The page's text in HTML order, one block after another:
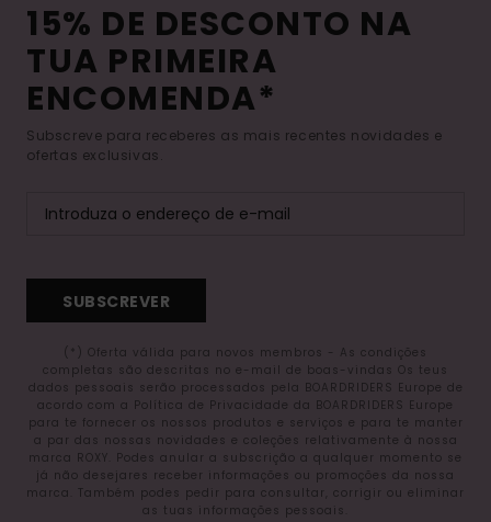
15% DE DESCONTO NA
TUA PRIMEIRA
ENCOMENDA*
Subscreve para receberes as mais recentes novidades e
ofertas exclusivas.
SUBSCREVER
(*) Oferta válida para novos membros - As condições
completas são descritas no e-mail de boas-vindas Os teus
dados pessoais serão processados pela BOARDRIDERS Europe de
acordo com a Política de Privacidade da BOARDRIDERS Europe
para te fornecer os nossos produtos e serviços e para te manter
a par das nossas novidades e coleções relativamente à nossa
marca ROXY. Podes anular a subscrição a qualquer momento se
já não desejares receber informações ou promoções da nossa
marca. Também podes pedir para consultar, corrigir ou eliminar
as tuas informações pessoais.